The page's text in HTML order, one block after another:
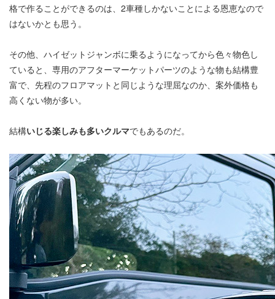
格で作ることができるのは、2車種しかないことによる恩恵なので
はないかとも思う。
その他、ハイゼットジャンボに乗るようになってから色々物色し
ていると、専用のアフターマーケットパーツのような物も結構豊
富で、先程のフロアマットと同じような理屈なのか、案外価格も
高くない物が多い。
結構いじる楽しみも多いクルマでもあるのだ。